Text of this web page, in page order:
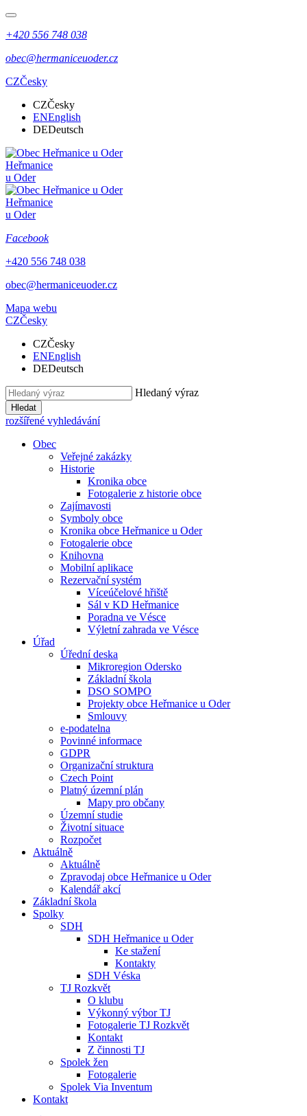
+420 556 748 038
obec@hermaniceuoder.cz
CZČesky
CZČesky
ENEnglish
DEDeutsch
Heřmanice
u Oder
Heřmanice
u Oder
Facebook
+420 556 748 038
obec@hermaniceuoder.cz
Mapa webu
CZČesky
CZČesky
ENEnglish
DEDeutsch
Hledaný výraz
Hledat
rozšířené vyhledávání
Obec
Veřejné zakázky
Historie
Kronika obce
Fotogalerie z historie obce
Zajímavosti
Symboly obce
Kronika obce Heřmanice u Oder
Fotogalerie obce
Knihovna
Mobilní aplikace
Rezervační systém
Víceúčelové hřiště
Sál v KD Heřmanice
Poradna ve Vésce
Výletní zahrada ve Vésce
Úřad
Úřední deska
Mikroregion Odersko
Základní škola
DSO SOMPO
Projekty obce Heřmanice u Oder
Smlouvy
e-podatelna
Povinné informace
GDPR
Organizační struktura
Czech Point
Platný územní plán
Mapy pro občany
Územní studie
Životní situace
Rozpočet
Aktuálně
Aktuálně
Zpravodaj obce Heřmanice u Oder
Kalendář akcí
Základní škola
Spolky
SDH
SDH Heřmanice u Oder
Ke stažení
Kontakty
SDH Véska
TJ Rozkvět
O klubu
Výkonný výbor TJ
Fotogalerie TJ Rozkvět
Kontakt
Z činnosti TJ
Spolek žen
Fotogalerie
Spolek Via Inventum
Kontakt